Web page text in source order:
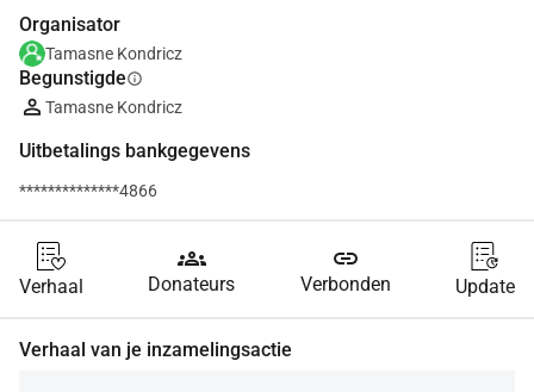
Organisator
Tamasne Kondricz
Begunstigdeinfo
Tamasne Kondricz
Uitbetalings bankgegevens
**************4866
Verhaal
groups
Donateurs
link
Verbonden Update
Verhaal van je inzamelingsactie